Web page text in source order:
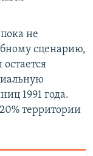
не
сценарию,
1991 года.
территории